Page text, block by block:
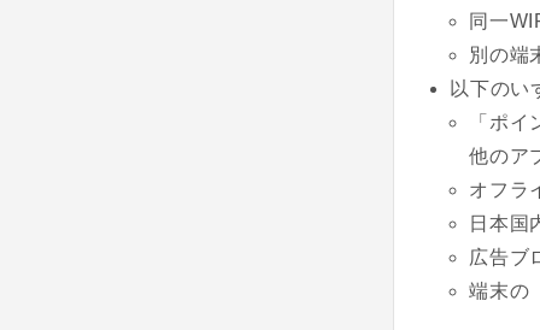
同一
別の端
以下のい
「ポ
他のア
オフラ
日本国
広告ブ
端末の